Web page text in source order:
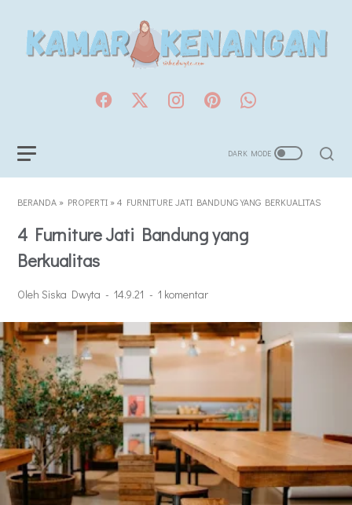
BERANDA » PROPERTI »4 FURNITURE JATI BANDUNG YANG BERKUALITAS
4 Furniture Jati Bandung yang
Berkualitas
Oleh Siska Dwyta 14.9.21 1 komentar